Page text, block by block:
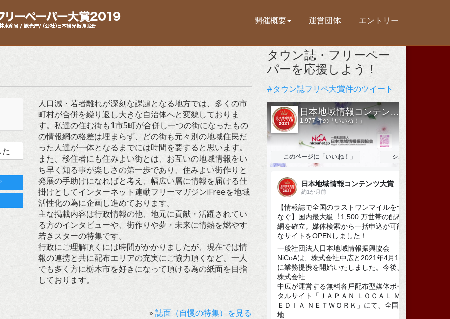
開催概要 運営団体 エントリー
人口減・若者離れが深刻な課題となる地方では、多くの市
町村が合併を繰り返し大きな自治体へと変貌しておりま
す。私達の住む街も1市5町が合併し一つの街になったもの
の情報網の格差は埋まらず、どの街も元々別の地域住民だ
った人達が一体となるまでには時間を要すると思います。
また、移住者にも住みよい街とは、お互いの地域情報をい
ち早く知る事が楽しさの第一歩であり、住みよい街作りと
発展の手助けになればと考え、幅広い層に情報を届ける仕
掛けとしてインターネット連動フリーマガジンiFreeを地域
活性化の為に企画し進めております。
主な掲載内容は行政情報の他、地元に貢献・活躍されてい
る方のインタビューや、街作りや夢・未来に情熱を燃やす
若きスターの特集です。
行政にご理解頂くには時間がかかりましたが、現在では情
報の連携と共に配布エリアの充実にご協力頂くなど、一人
でも多く方に栃木市を好きになって頂ける為の紙面を目指
しております。
»誌面（自慢の特集）を見る
タウン誌・フリーペー
パーを応援しよう！
#タウン誌フリペ大賞件のツイート